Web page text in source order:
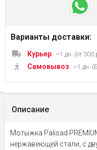
Варианты доставки:
Курьер ~1 дн. (от 300
Самовывоз ~1 дн.
Описание
Мотыжка Palisad
нержавеющей стали, с